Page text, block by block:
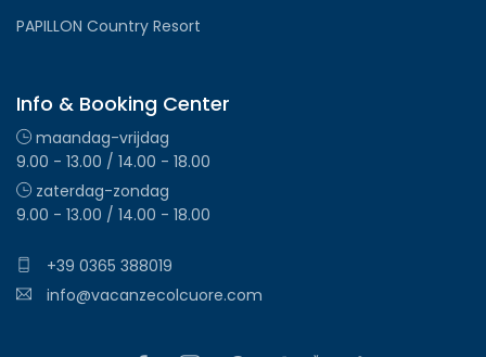
PAPILLON Country Resort
Info & Booking Center
maandag-vrijdag
9.00 - 13.00 / 14.00 - 18.00
zaterdag-zondag
9.00 - 13.00 / 14.00 - 18.00
+39 0365 388019
info@vacanzecolcuore.com